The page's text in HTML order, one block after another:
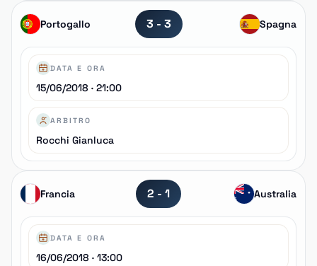
Portogallo 3 - 3 Spagna
DATA E ORA
15/06/2018 · 21:00
ARBITRO
Rocchi Gianluca
Francia 2 - 1 Australia
DATA E ORA
16/06/2018 · 13:00